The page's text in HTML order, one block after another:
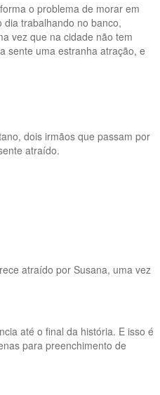
o problema de morar em
trabalhando no banco,
vez que na cidade não tem
sente uma estranha atração, e
dois irmãos que passam por
atraído.
atraído por Susana, uma vez
até o final da história. E isso é
para preenchimento de